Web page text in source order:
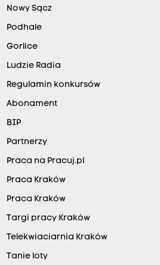
Nowy Sącz
Podhale
Gorlice
Ludzie Radia
Regulamin konkursów
Abonament
BIP
Partnerzy
Praca na Pracuj.pl
Praca Kraków
Praca Kraków
Targi pracy Kraków
Telekwiaciarnia Kraków
Tanie loty